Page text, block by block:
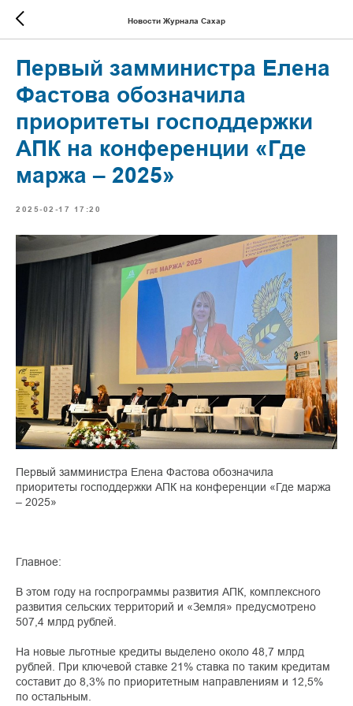
Новости Журнала Сахар
Первый замминистра Елена
Фастова обозначила
приоритеты господдержки
АПК на конференции «Где
маржа – 2025»
2025-02-17 17:20
Первый замминистра Елена Фастова обозначила
приоритеты господдержки АПК на конференции «Где маржа
– 2025»
Главное:
В этом году на госпрограммы развития АПК, комплексного
развития сельских территорий и «Земля» предусмотрено
507,4 млрд рублей.
На новые льготные кредиты выделено около 48,7 млрд
рублей. При ключевой ставке 21% ставка по таким кредитам
составит до 8,3% по приоритетным направлениям и 12,5%
по остальным.